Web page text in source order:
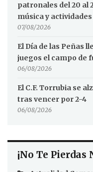
patronales del 20 al
música y
07/08/2026
El Día de las Peñas
juegos el campo de
06/08/2026
El C.F. Torrubia se
tras vencer por 2-4
06/08/2026
¡No Te Pierdas